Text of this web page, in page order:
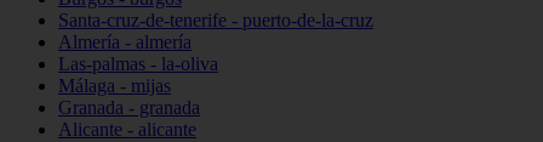
Santa-cruz-de-tenerife - puerto-de-la-cruz
Almería - almería
Las-palmas - la-oliva
Málaga - mijas
Granada - granada
Alicante - alicante